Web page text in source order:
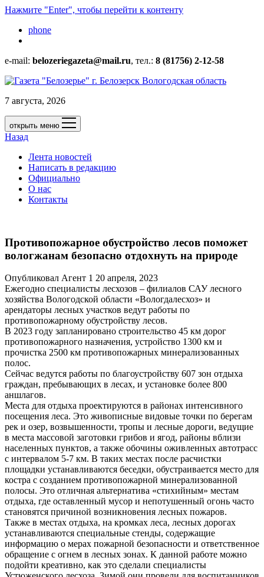
Нажмите "Enter", чтобы перейти к контенту
phone
e-mail: belozeriegazeta@mail.ru, тел.: 8 (81756) 2-12-58
7 августа, 2026
открыть меню
Назад
Лента новостей
Написать в редакцию
Официально
О нас
Контакты
Противопожарное обустройство лесов поможет
вологжанам безопасно отдохнуть на природе
Опубликовал Агент 1 20 апреля, 2023
Ежегодно специалисты лесхозов – филиалов САУ лесного
хозяйства Вологодской области «Вологдалесхоз» и
арендаторы лесных участков ведут работы по
противопожарному обустройству лесов.
В 2023 году запланировано строительство 45 км дорог
противопожарного назначения, устройство 1300 км и
прочистка 2500 км противопожарных минерализованных
полос.
Сейчас ведутся работы по благоустройству 607 зон отдыха
граждан, пребывающих в лесах, и установке более 800
аншлагов.
Места для отдыха проектируются в районах интенсивного
посещения леса. Это живописные видовые точки по берегам
рек и озер, возвышенности, тропы и лесные дороги, ведущие
в места массовой заготовки грибов и ягод, районы вблизи
населенных пунктов, а также обочины оживленных автотрасс
с интервалом 5-7 км. В таких местах после расчистки
площадки устанавливаются беседки, обустраивается место для
костра с созданием противопожарной минерализованной
полосы. Это отличная альтернатива «стихийным» местам
отдыха, где оставленный мусор и непотушенный огонь часто
становятся причиной возникновения лесных пожаров.
Также в местах отдыха, на кромках леса, лесных дорогах
устанавливаются специальные стенды, содержащие
информацию о мерах пожарной безопасности и ответственное
обращение с огнем в лесных зонах. К данной работе можно
подойти креативно, как это сделали специалисты